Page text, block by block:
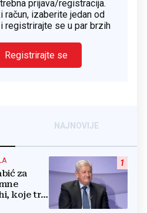
prijava/registracija.
račun, izaberite jedan od
registrirajte se u par brzih
Registrirajte se
NAJNOVIJE
1
za
koje tri